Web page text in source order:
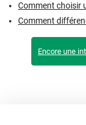
Comment choisir
Comment
Encore une